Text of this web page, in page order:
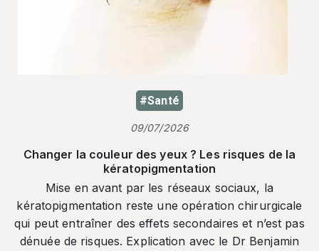
#Santé
09/07/2026
Changer la couleur des yeux ? Les risques de la
kératopigmentation
Mise en avant par les réseaux sociaux, la
kératopigmentation reste une opération chirurgicale
qui peut entraîner des effets secondaires et n’est pas
dénuée de risques. Explication avec le Dr Benjamin